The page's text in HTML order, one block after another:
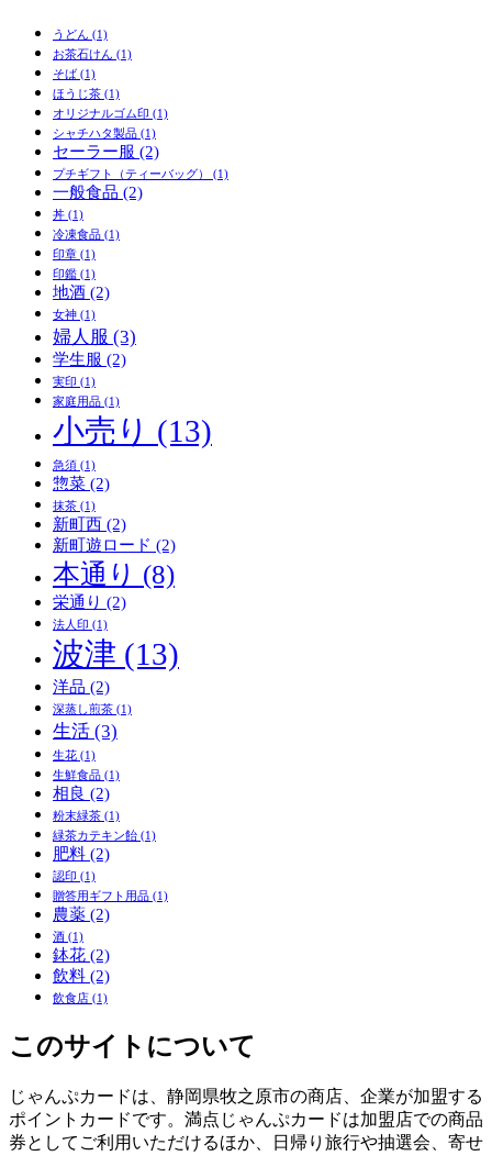
うどん (1)
お茶石けん (1)
そば (1)
ほうじ茶 (1)
オリジナルゴム印 (1)
シャチハタ製品 (1)
セーラー服 (2)
プチギフト（ティーバッグ） (1)
一般食品 (2)
丼 (1)
冷凍食品 (1)
印章 (1)
印鑑 (1)
地酒 (2)
女神 (1)
婦人服 (3)
学生服 (2)
実印 (1)
家庭用品 (1)
小売り (13)
急須 (1)
惣菜 (2)
抹茶 (1)
新町西 (2)
新町遊ロード (2)
本通り (8)
栄通り (2)
法人印 (1)
波津 (13)
洋品 (2)
深蒸し煎茶 (1)
生活 (3)
生花 (1)
生鮮食品 (1)
相良 (2)
粉末緑茶 (1)
緑茶カテキン飴 (1)
肥料 (2)
認印 (1)
贈答用ギフト用品 (1)
農薬 (2)
酒 (1)
鉢花 (2)
飲料 (2)
飲食店 (1)
このサイトについて
じゃんぷカードは、静岡県牧之原市の商店、企業が加盟する
ポイントカードです。満点じゃんぷカードは加盟店での商品
券としてご利用いただけるほか、日帰り旅行や抽選会、寄せ